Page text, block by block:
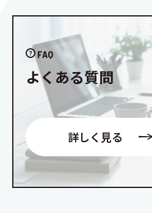
FAQ
よくある質問
詳しく見る